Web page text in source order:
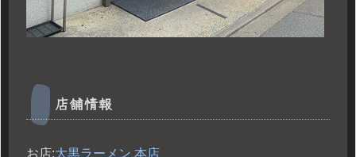
店舗情報
お店:大黒ラーメン 本店